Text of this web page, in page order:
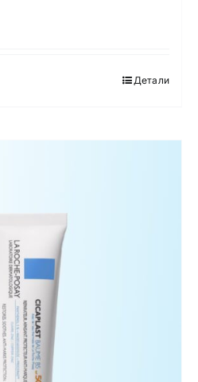
Детали